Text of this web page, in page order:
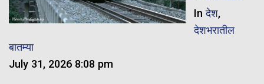
Inदेश,
देशभरातील
बातम्या
July 31, 2026 8:08 pm